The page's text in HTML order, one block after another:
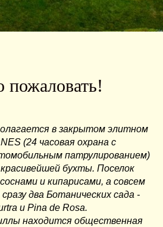
пожаловать!
в закрытом элитном
(24 часовая охрана с
патрулированием)
бухты. Поселок
и кипарисами, а совсем
два Ботанических сада -
и Pina de Rosa.
находится общественная